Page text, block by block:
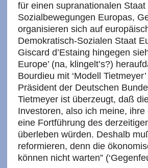
für einen supranationalen
Sozialbewegungen Europas,
organisieren sich auf
Demokratisch-Sozialen Staat
Giscard d’Estaing hingegen
Europe’ (na, klingelt’s?)
Bourdieu mit ‘Modell
Präsident der Deutschen
Tietmeyer ist überzeugt, daß
Investoren, also ich meine,
eine Fortführung des
überleben würden. Deshalb
reformieren, denn die
können nicht warten”